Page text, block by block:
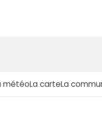
météoLa carteLa